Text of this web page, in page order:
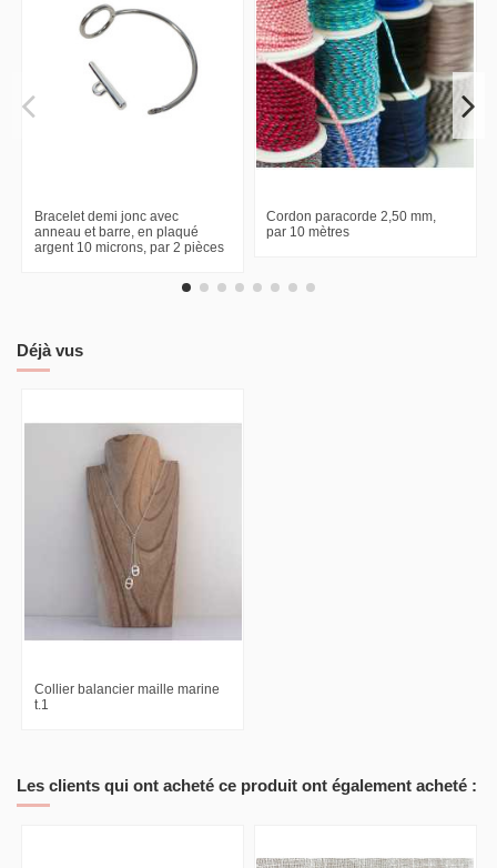
Bracelet demi jonc avec
anneau et barre, en plaqué
argent 10 microns, par 2 pièces
Cordon paracorde 2,50 mm,
par 10 mètres
Déjà vus
Collier balancier maille marine
t.1
Les clients qui ont acheté ce produit ont également acheté :